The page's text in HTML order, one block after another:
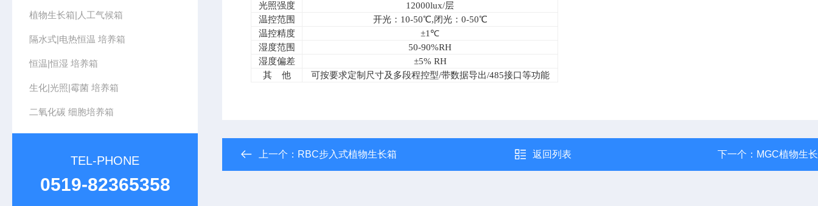
植物生长箱|人工气候箱
隔水式|电热恒温 培养箱
恒温|恒湿 培养箱
生化|光照|霉菌 培养箱
二氧化碳 细胞培养箱
TEL-PHONE
0519-82365358
光照强度
12000lux/层
温控范围
开光：10-50℃,闭光：0-50℃
温控精度
±1℃
湿度范围
50-90%RH
湿度偏差
±5% RH
其 他
可按要求定制尺寸及多段程控型/带数据导出/485接口等功能
上一个： RBC步入式植物生长箱 返回列表 下一个： MGC植物生